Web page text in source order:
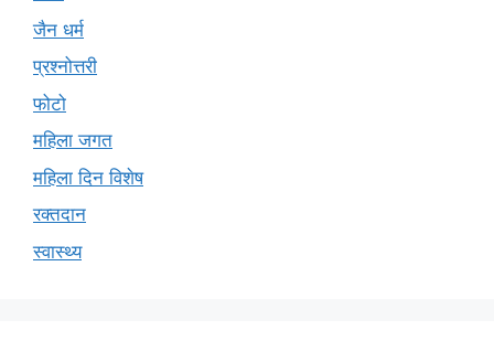
जैन धर्म
प्रश्नोत्तरी
फोटो
महिला जगत
महिला दिन विशेष
रक्तदान
स्वास्थ्य